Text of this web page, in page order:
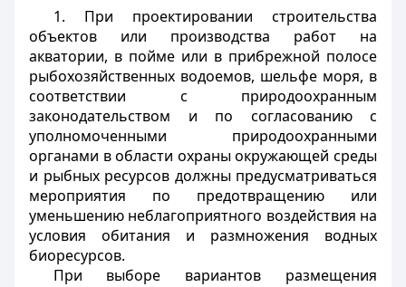
1. При проектировании строительства
объектов или производства работ на
акватории, в пойме или в прибрежной полосе
рыбохозяйственных водоемов, шельфе моря, в
соответствии с природоохранным
законодательством и по согласованию с
уполномоченными природоохранными
органами в области охраны окружающей среды
и рыбных ресурсов должны предусматриваться
мероприятия по предотвращению или
уменьшению неблагоприятного воздействия на
условия обитания и размножения водных
биоресурсов.
При выборе вариантов размещения